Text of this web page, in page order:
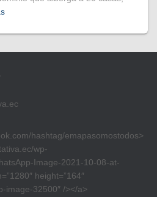
hashtag/emapasomostodos>
wp-
Image-2021-10-08-at-
height=”164″
image-32500″ /></a>